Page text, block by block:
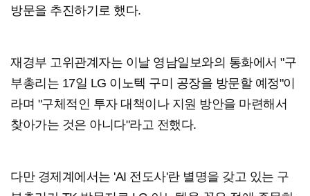
방문을 추진하기로 했다.
재경부 고위관계자는 이날 영남일보와의 통화에서 "구
부총리는 17일 LG 이노텍 구미 공장을 방문할 예정"이
라며 "구체적인 투자 대책이나 지원 방안을 마련해서
찾아가는 것은 아니다"라고 전했다.
다만 경제계에서는 'AI 전도사'란 별명을 갖고 있는 구